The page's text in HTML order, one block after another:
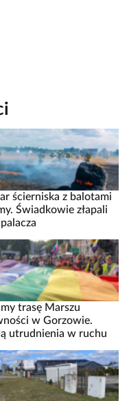
ścierniska z balotami
Świadkowie złapali
trasę Marszu
w Gorzowie.
utrudnienia w ruchu